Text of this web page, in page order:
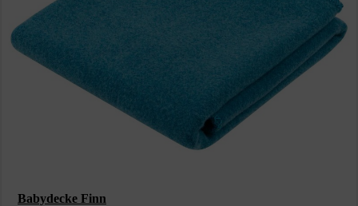
Babydecke Finn